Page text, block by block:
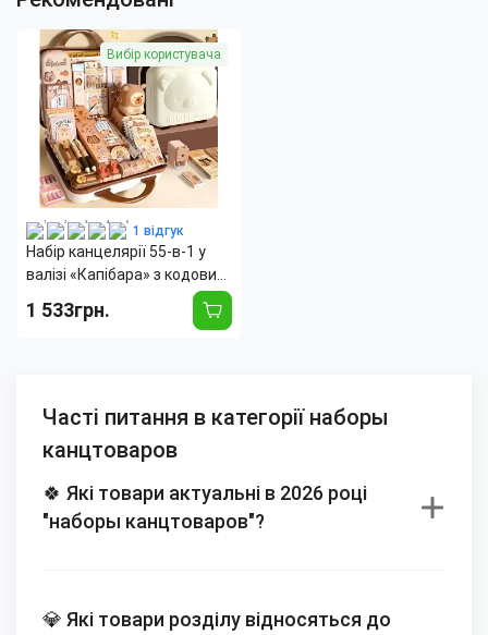
Вибір користувача
1 відгук
Набір канцелярії 55-в-1 у
валізі «Капібара» з кодовим
творчості: блокноти,
1 533грн.
Часті питання в категорії наборы
канцтоваров
🍀 Які товари актуальні в 2026 році
"наборы канцтоваров"?
💎 Які товари розділу відносяться до